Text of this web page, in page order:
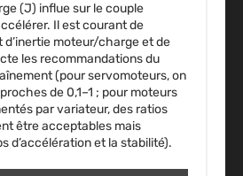
(J) influe sur le couple
Il est courant de
d’inertie moteur/charge et de
les recommandations du
(pour servomoteurs, on
de 0,1–1 ; pour moteurs
par variateur, des ratios
être acceptables mais
d’accélération et la stabilité).